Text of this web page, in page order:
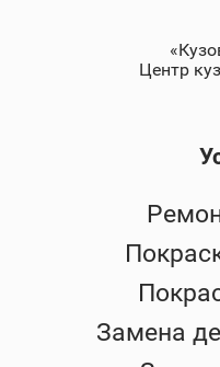
Центр
Замена